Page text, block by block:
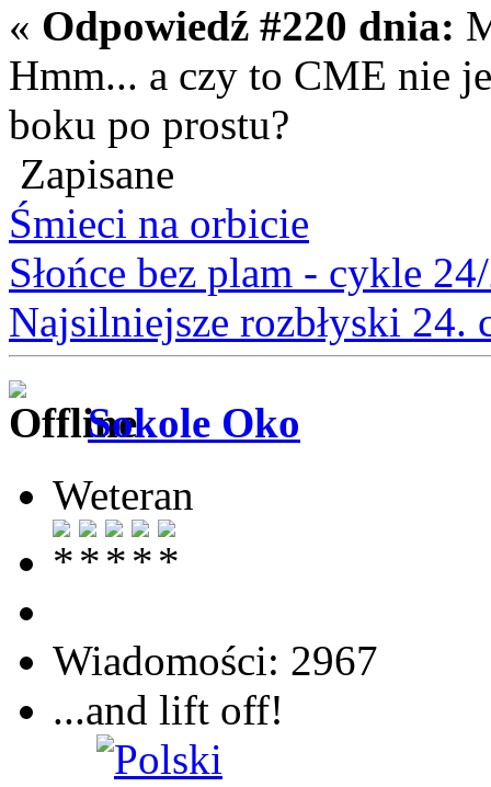
« Odpowiedź #220 dnia:
Hmm... a czy to CME nie
boku po prostu?
Zapisane
Śmieci na orbicie
Słońce bez plam - cykle
Najsilniejsze rozbłyski 24.
Sokole Oko
Weteran
Wiadomości: 2967
...and lift off!